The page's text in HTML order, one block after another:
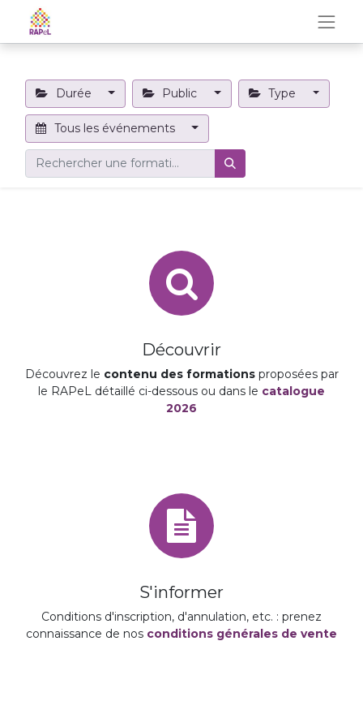
Durée Public Type
Tous les événements
Découvrir
Découvrez le contenu des formationsproposées par
le RAPeL détaillé ci-dessous ou dans le catalogue
2026
S'informer
Conditions d'inscription, d'annulation, etc. : prenez
connaissance de nos conditions générales de vente